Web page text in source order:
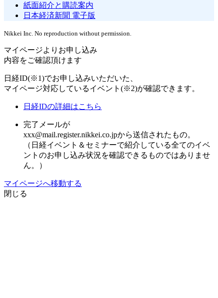
紙面紹介と購読案内
日本経済新聞 電子版
Nikkei Inc. No reproduction without permission.
マイページよりお申し込み
内容をご確認頂けます
日経ID(※1)でお申し込みいただいた、
マイページ対応しているイベント(※2)が確認できます。
日経IDの詳細はこちら
完了メールが
xxx@mail.register.nikkei.co.jpから送信されたもの。
（日経イベント＆セミナーで紹介している全てのイベ
ントのお申し込み状況を確認できるものではありませ
ん。）
マイページへ移動する
閉じる